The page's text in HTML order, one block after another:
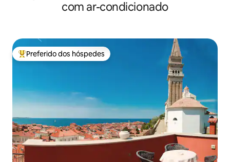
com ar-condicionado
Entre os melhores preferidos dos hóspedes
Preferido dos hóspedes